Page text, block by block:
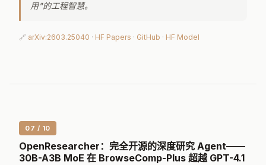
用"的工程智慧。
🔗 arXiv:2603.25040 · HF Papers · GitHub · HF Model
07 / 10
OpenResearcher：完全开源的深度研究 Agent——
30B-A3B MoE 在 BrowseComp-Plus 超越 GPT-4.1